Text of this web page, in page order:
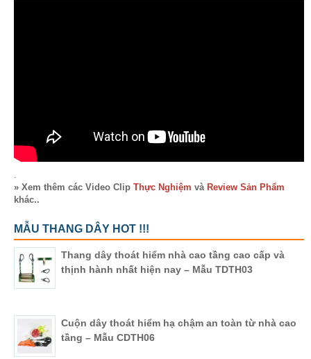
.
» Xem thêm các Video Clip Thực Nghiệm và Review Sản Phẩm
khác..
MẪU THANG DÂY HOT !!!
Thang dây thoát hiểm nhà cao tầng cao cấp và
thịnh hành nhất hiện nay – Mẫu TDTH03
Cuộn dây thoát hiểm hạ chậm an toàn từ nhà cao
tầng – Mẫu CDTH06